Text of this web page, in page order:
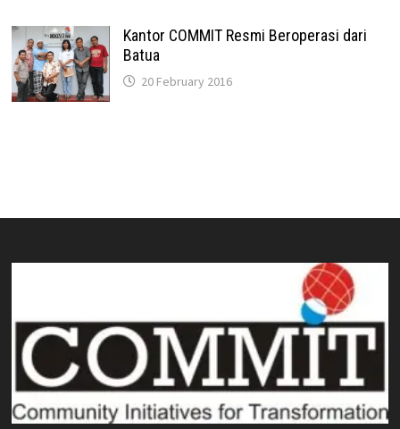
Kantor COMMIT Resmi Beroperasi dari
Batua
20 February 2016